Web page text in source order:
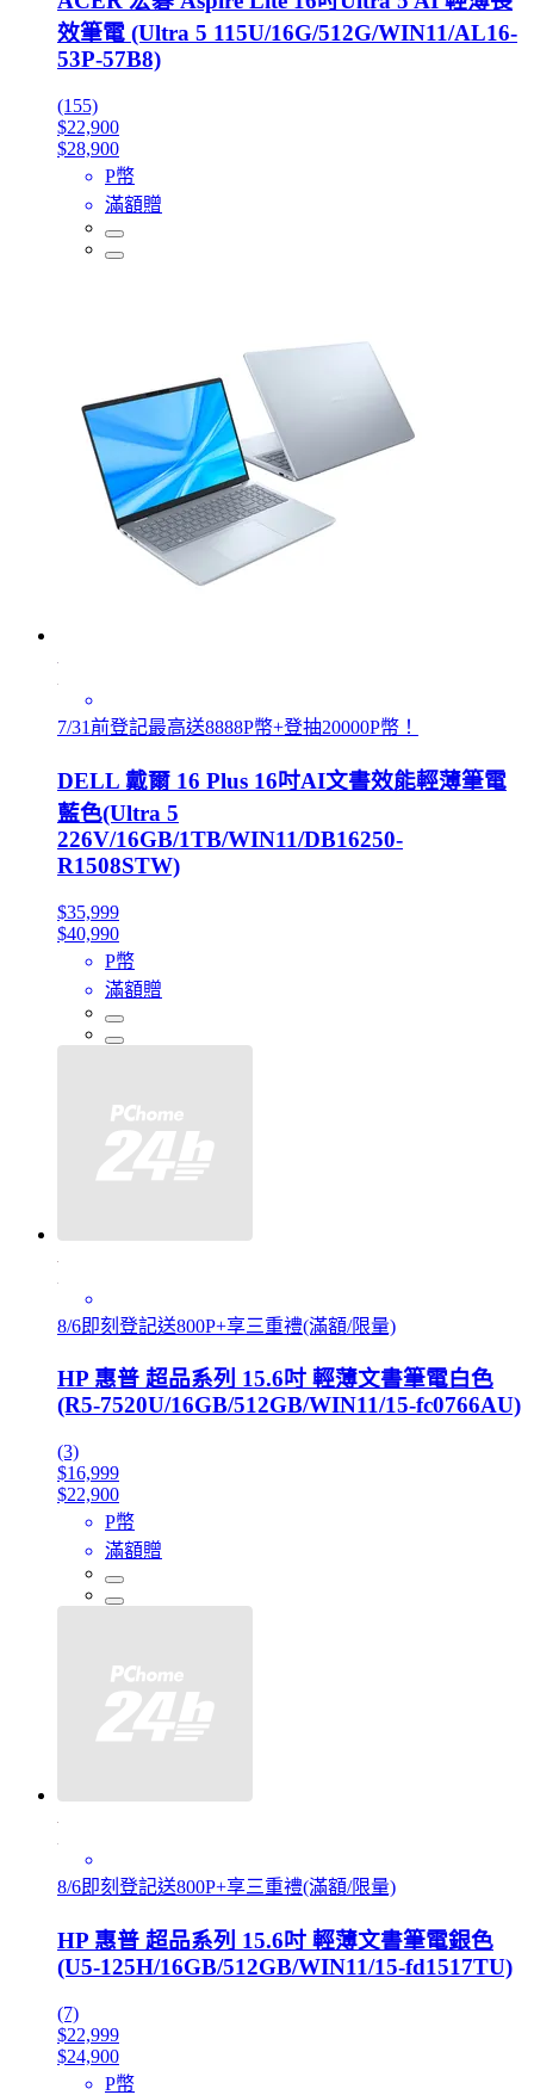
效筆電 (Ultra 5 115U/16G/512G/WIN11/AL16-
53P-57B8)
(155)
$22,900
$28,900
P幣
滿額贈
7/31前登記最高送8888P幣+登抽20000P幣！
DELL 戴爾 16 Plus 16吋AI文書效能輕薄筆電
藍色(Ultra 5
226V/16GB/1TB/WIN11/DB16250-
R1508STW)
$35,999
$40,990
P幣
滿額贈
8/6即刻登記送800P+享三重禮(滿額/限量)
HP 惠普 超品系列 15.6吋 輕薄文書筆電白色
(R5-7520U/16GB/512GB/WIN11/15-fc0766AU)
(3)
$16,999
$22,900
P幣
滿額贈
8/6即刻登記送800P+享三重禮(滿額/限量)
HP 惠普 超品系列 15.6吋 輕薄文書筆電銀色
(U5-125H/16GB/512GB/WIN11/15-fd1517TU)
(7)
$22,999
$24,900
P幣